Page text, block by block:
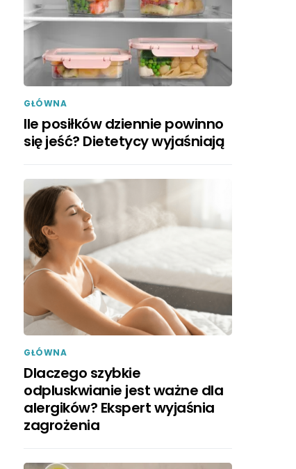
GŁÓWNA
Ile posiłków dziennie powinno
się jeść? Dietetycy wyjaśniają
GŁÓWNA
Dlaczego szybkie
odpluskwianie jest ważne dla
alergików? Ekspert wyjaśnia
zagrożenia